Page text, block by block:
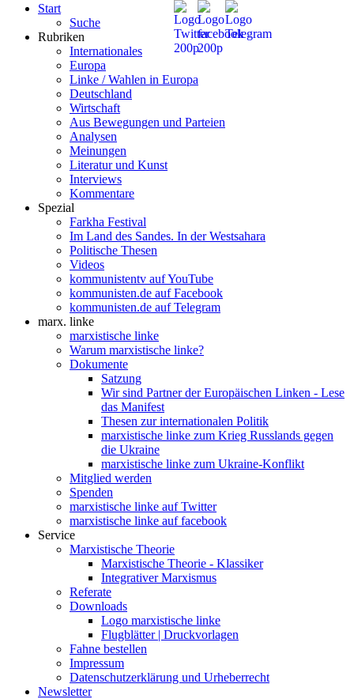
Start
Suche
Rubriken
Internationales
Europa
Linke / Wahlen in Europa
Deutschland
Wirtschaft
Aus Bewegungen und Parteien
Analysen
Meinungen
Literatur und Kunst
Interviews
Kommentare
Spezial
Farkha Festival
Im Land des Sandes. In der Westsahara
Politische Thesen
Videos
kommunistentv auf YouTube
kommunisten.de auf Facebook
kommunisten.de auf Telegram
marx. linke
marxistische linke
Warum marxistische linke?
Dokumente
Satzung
Wir sind Partner der Europäischen Linken - Lese
das Manifest
Thesen zur internationalen Politik
marxistische linke zum Krieg Russlands gegen
die Ukraine
marxistische linke zum Ukraine-Konflikt
Mitglied werden
Spenden
marxistische linke auf Twitter
marxistische linke auf facebook
Service
Marxistische Theorie
Marxistische Theorie - Klassiker
Integrativer Marxismus
Referate
Downloads
Logo marxistische linke
Flugblätter | Druckvorlagen
Fahne bestellen
Impressum
Datenschutzerklärung und Urheberrecht
Newsletter